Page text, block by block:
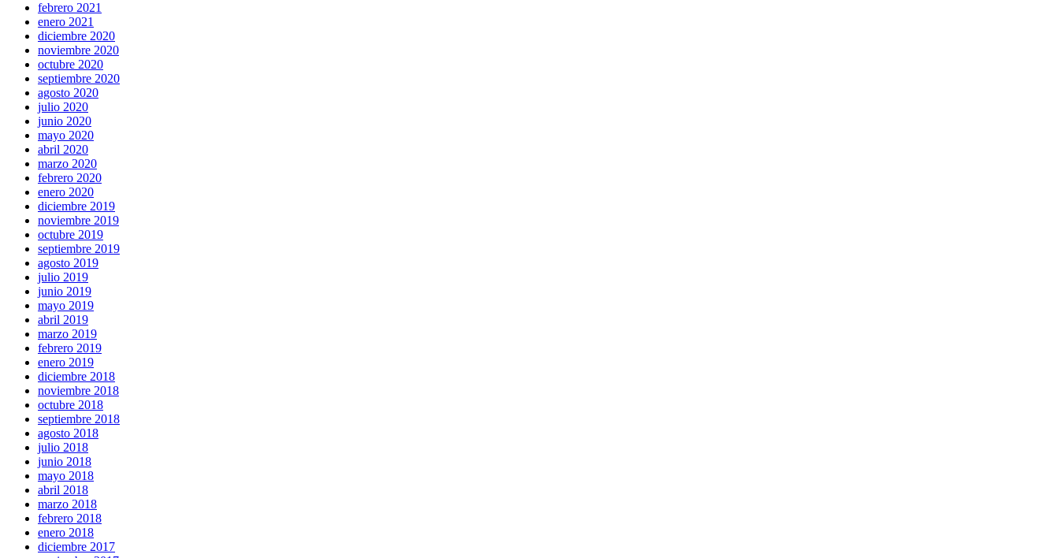
febrero 2021
enero 2021
diciembre 2020
noviembre 2020
octubre 2020
septiembre 2020
agosto 2020
julio 2020
junio 2020
mayo 2020
abril 2020
marzo 2020
febrero 2020
enero 2020
diciembre 2019
noviembre 2019
octubre 2019
septiembre 2019
agosto 2019
julio 2019
junio 2019
mayo 2019
abril 2019
marzo 2019
febrero 2019
enero 2019
diciembre 2018
noviembre 2018
octubre 2018
septiembre 2018
agosto 2018
julio 2018
junio 2018
mayo 2018
abril 2018
marzo 2018
febrero 2018
enero 2018
diciembre 2017